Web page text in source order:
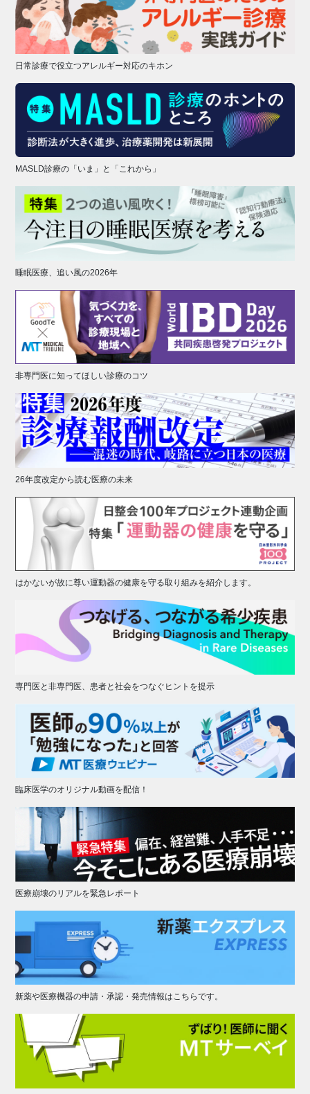
日常診療で役立つアレルギー対応のキホン
MASLD診療の「いま」と「これから」
睡眠医療、追い風の2026年
非専門医に知ってほしい診療のコツ
26年度改定から読む医療の未来
はかないが故に尊い運動器の健康を守る取り組みを紹介します。
専門医と非専門医、患者と社会をつなぐヒントを提示
臨床医学のオリジナル動画を配信！
医療崩壊のリアルを緊急レポート
新薬や医療機器の申請・承認・発売情報はこちらです。